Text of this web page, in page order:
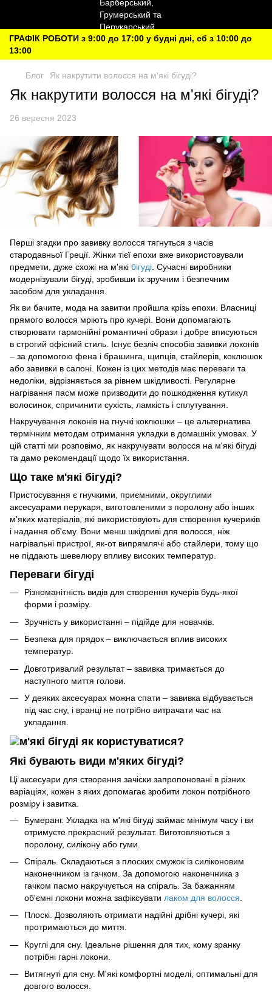
ГРАФІК РОБОТИ з 9:00 до 17:00 у будні дні, сб з 10:00 до
13:00
Блог Як накрутити волосся на м'які бігуді?
Як накрутити волосся на м'які бігуді?
26 вересня 2023
Перші згадки про завивку волосся тягнуться з часів
стародавньої Греції. Жінки тієї епохи вже використовували
предмети, дуже схожі на м'які бігуді. Сучасні виробники
модернізували бігуді, зробивши їх зручним і безпечним
засобом для укладання.
Як ви бачите, мода на завитки пройшла крізь епохи. Власниці
прямого волосся мріють про кучері. Вони допомагають
створювати гармонійні романтичні образи і добре вписуються
в строгий офісний стиль. Існує безліч способів завивки локонів
– за допомогою фена і брашинга, щипців, стайлерів, коклюшок
або завивки в салоні. Кожен із цих методів має переваги та
недоліки, відрізняється за рівнем шкідливості. Регулярне
нагрівання пасм може призводити до пошкодження кутикул
волосинок, спричинити сухість, ламкість і сплутування.
Накручування локонів на гнучкі коклюшки – це альтернатива
термічним методам отримання укладки в домашніх умовах. У
цій статті ми розповімо, як накручувати волосся на м'які бігуді
та дамо рекомендації щодо їх використання.
Що таке м'які бігуді?
Пристосування є гнучкими, приємними, округлими
аксесуарами перукаря, виготовленими з поролону або інших
м'яких матеріалів, які використовують для створення кучериків
і надання об'єму. Вони менш шкідливі для волосся, ніж
нагрівальні пристрої, як-от випрямлячі або стайлери, тому що
не піддають шевелюру впливу високих температур.
Переваги бігуді
Різноманітність видів для створення кучерів будь-якої
форми і розміру.
Зручність у використанні – підійде для новачків.
Безпека для прядок – виключається вплив високих
температур.
Довготривалий результат – завивка тримається до
наступного миття голови.
У деяких аксесуарах можна спати – завивка відбувається
під час сну, і вранці не потрібно витрачати час на
укладання.
Які бувають види м'яких бігуді?
Ці аксесуари для створення зачіски запропоновані в різних
варіаціях, кожен з яких допомагає зробити локон потрібного
розміру і завитка.
Бумеранг. Укладка на м'які бігуді займає мінімум часу і ви
отримуєте прекрасний результат. Виготовляються з
поролону, силікону або гуми.
Спіраль. Складаються з плоских смужок із силіконовим
наконечником із гачком. За допомогою наконечника з
гачком пасмо накручується на спіраль. За бажанням
об'ємні локони можна зафіксувати лаком для волосся
Плоскі. Дозволяють отримати надійні дрібні кучері, які
протримаються до миття.
Круглі для сну. Ідеальне рішення для тих, кому зранку
потрібні гарні локони.
Витягнуті для сну. М'які комфортні моделі, оптимальні для
довгого волосся.